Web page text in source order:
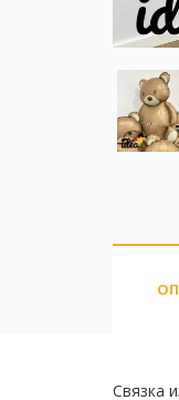
Связка